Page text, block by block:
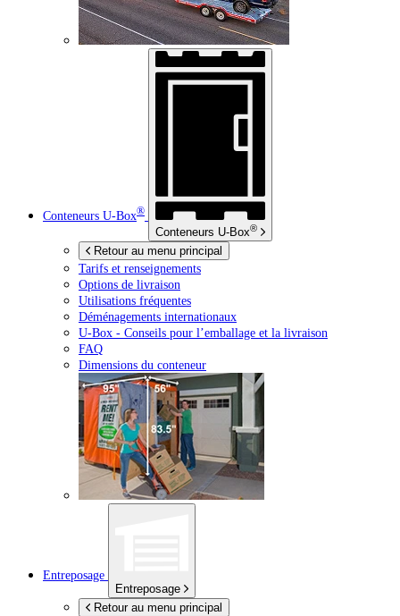
Conteneurs U-Box®
Conteneurs U-Box®
Retour au menu principal
Tarifs et renseignements
Options de livraison
Utilisations fréquentes
Déménagements internationaux
U-Box - Conseils pour l’emballage et la livraison
FAQ
Dimensions du conteneur
Entreposage
Entreposage
Retour au menu principal